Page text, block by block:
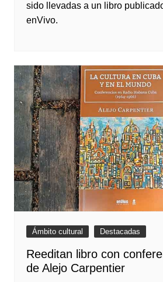
sido llevadas a un libro
enVivo.
Ámbito cultural Destacadas
Reeditan libro con
de Alejo Carpentier